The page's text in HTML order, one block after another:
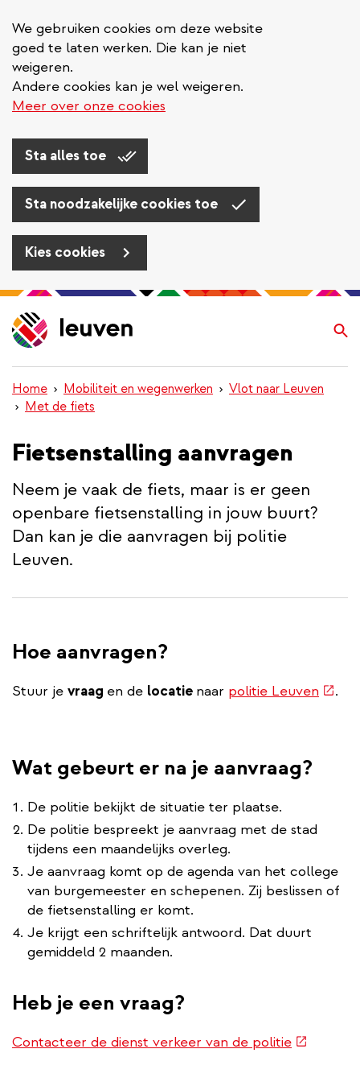
We gebruiken cookies om deze website
goed te laten werken. Die kan je niet
weigeren.
Andere cookies kan je wel weigeren.
Meer over onze cookies
Sta alles toe
Sta noodzakelijke cookies toe
Kies cookies
Overslaan
en
naar
inhoud
gaan
Home Mobiliteit en wegenwerken
Vlot naar Leuven
Met de fiets
Fietsenstalling aanvragen
Neem je vaak de fiets, maar is er geen
openbare fietsenstalling in jouw buurt?
Dan kan je die aanvragen bij politie
Leuven.
Hoe aanvragen?
Stuur je vraag en de locatie naar politie Leuven .
Wat gebeurt er na je aanvraag?
De politie bekijkt de situatie ter plaatse.
De politie bespreekt je aanvraag met de stad
tijdens een maandelijks overleg.
Je aanvraag komt op de agenda van het college
van burgemeester en schepenen. Zij beslissen of
de fietsenstalling er komt.
Je krijgt een schriftelijk antwoord. Dat duurt
gemiddeld 2 maanden.
Heb je een vraag?
Contacteer de dienst verkeer van de politie(externe